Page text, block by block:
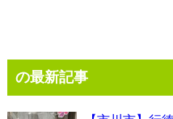
の最新記事